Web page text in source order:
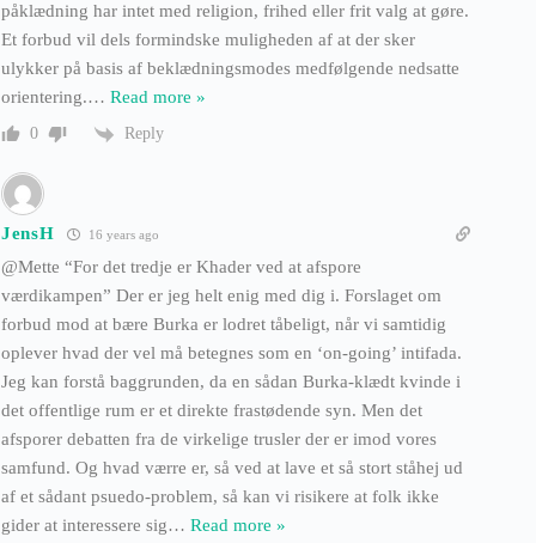
påklædning har intet med religion, frihed eller frit valg at gøre.
Et forbud vil dels formindske muligheden af at der sker
ulykker på basis af beklædningsmodes medfølgende nedsatte
orientering.… Read more »
0 Reply
JensH 16 years ago
@Mette “For det tredje er Khader ved at afspore
værdikampen” Der er jeg helt enig med dig i. Forslaget om
forbud mod at bære Burka er lodret tåbeligt, når vi samtidig
oplever hvad der vel må betegnes som en ‘on-going’ intifada.
Jeg kan forstå baggrunden, da en sådan Burka-klædt kvinde i
det offentlige rum er et direkte frastødende syn. Men det
afsporer debatten fra de virkelige trusler der er imod vores
samfund. Og hvad værre er, så ved at lave et så stort ståhej ud
af et sådant psuedo-problem, så kan vi risikere at folk ikke
gider at interessere sig… Read more »